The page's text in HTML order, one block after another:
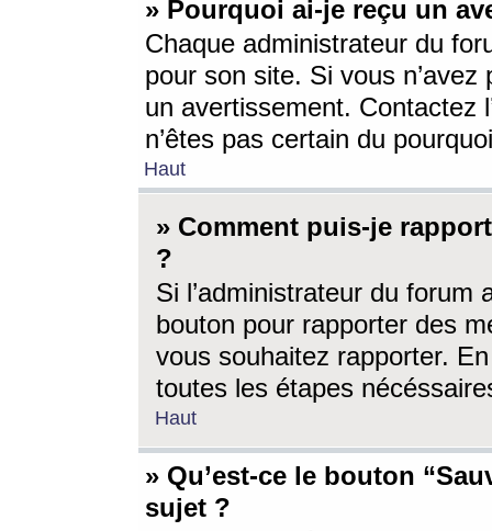
» Pourquoi ai-je reçu un
Chaque administrateur du
pour son site. Si vous
un avertissement. Contactez
n’êtes pas certain du
Haut
» Comment puis-je
?
Si l’administrateur du forum
bouton pour rapporter des
vous souhaitez rapporter.
toutes les étapes
Haut
» Qu’est-ce le bouton
sujet ?